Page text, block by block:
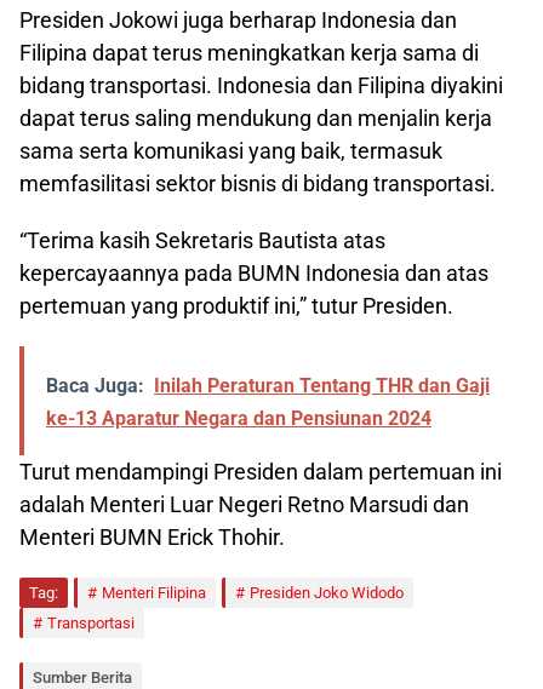
Presiden Jokowi juga berharap Indonesia dan
Filipina dapat terus meningkatkan kerja sama di
bidang transportasi. Indonesia dan Filipina diyakini
dapat terus saling mendukung dan menjalin kerja
sama serta komunikasi yang baik, termasuk
memfasilitasi sektor bisnis di bidang transportasi.
“Terima kasih Sekretaris Bautista atas
kepercayaannya pada BUMN Indonesia dan atas
pertemuan yang produktif ini,” tutur Presiden.
Baca Juga:
Inilah Peraturan Tentang THR dan Gaji
ke-13 Aparatur Negara dan Pensiunan 2024
Turut mendampingi Presiden dalam pertemuan ini
adalah Menteri Luar Negeri Retno Marsudi dan
Menteri BUMN Erick Thohir.
Tag: Menteri Filipina
Presiden Joko Widodo
Transportasi
Sumber Berita